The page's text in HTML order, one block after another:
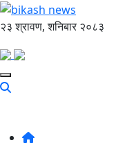
२३ श्रावण, शनिबार २०८३